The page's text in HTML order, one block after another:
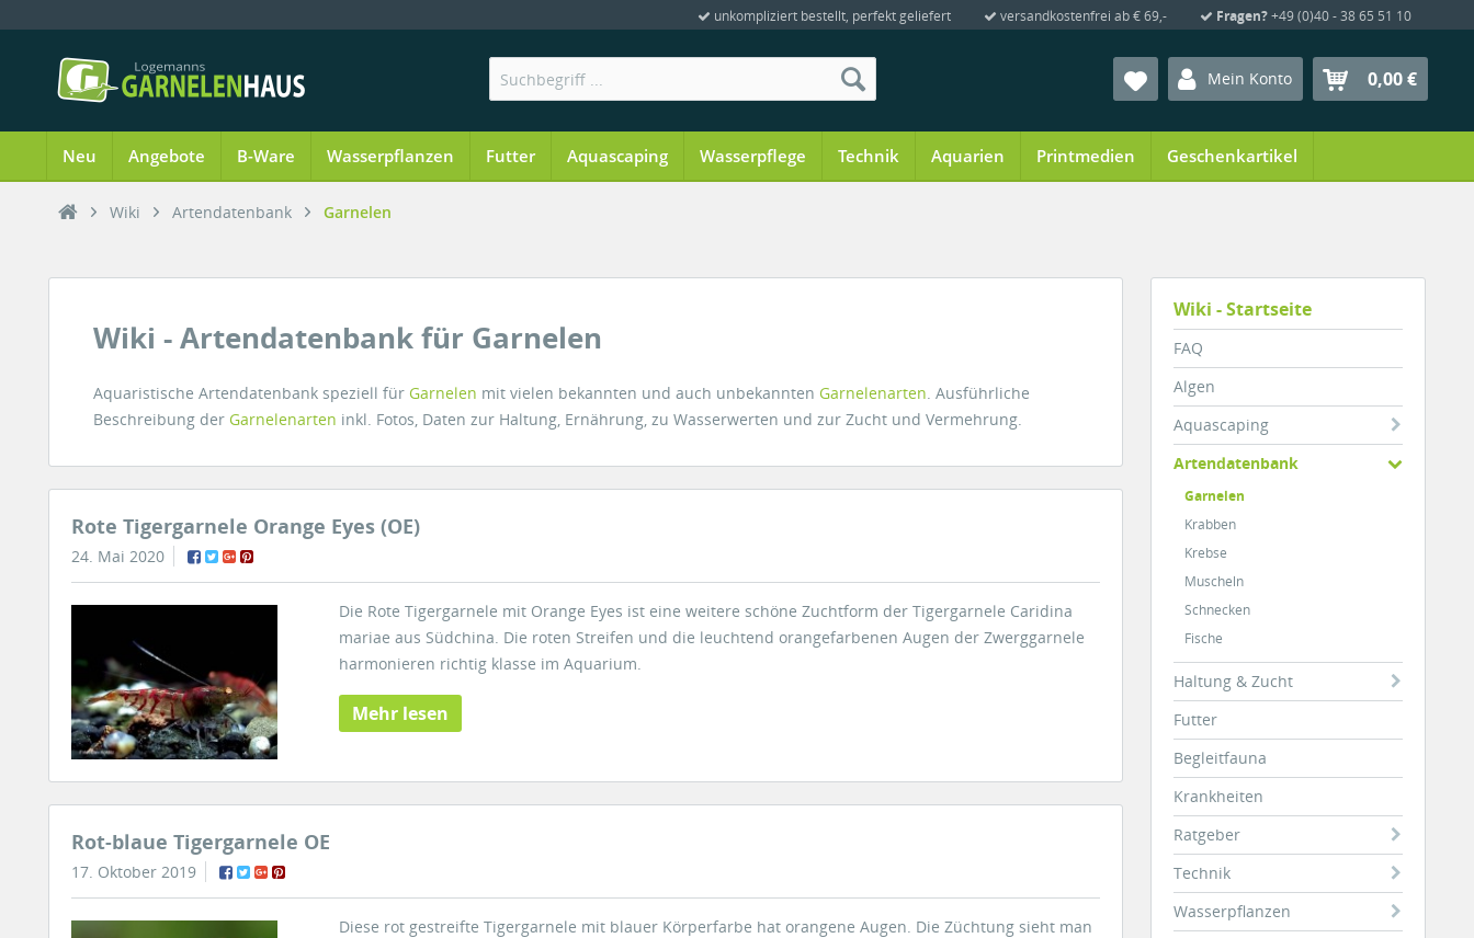
unkompliziert bestellt, perfekt geliefert versandkostenfrei ab € 69,- Fragen?+49 (0)40 - 38 65 51 10
Mein Konto 0,00 €
Neu Angebote B-Ware Wasserpflanzen Futter Aquascaping Wasserpflege Technik Aquarien Printmedien Geschenkartikel
Wiki Artendatenbank Garnelen
Wiki - Startseite
FAQ
Algen
Aquascaping
Artendatenbank
Garnelen
Krabben
Krebse
Muscheln
Schnecken
Fische
Haltung & Zucht
Futter
Begleitfauna
Krankheiten
Ratgeber
Technik
Wasserpflanzen
Wiki - Artendatenbank für Garnelen
Aquaristische Artendatenbank speziell für Garnelen mit vielen bekannten und auch unbekannten Garnelenarten. Ausführliche
Beschreibung der Garnelenarten inkl. Fotos, Daten zur Haltung, Ernährung, zu Wasserwerten und zur Zucht und Vermehrung.
Rote Tigergarnele Orange Eyes (OE)
24. Mai 2020
Die Rote Tigergarnele mit Orange Eyes ist eine weitere schöne Zuchtform der Tigergarnele Caridina
mariae aus Südchina. Die roten Streifen und die leuchtend orangefarbenen Augen der Zwerggarnele
harmonieren richtig klasse im Aquarium.
Mehr lesen
Rot-blaue Tigergarnele OE
17. Oktober 2019
Diese rot gestreifte Tigergarnele mit blauer Körperfarbe hat orangene Augen. Die Züchtung sieht man